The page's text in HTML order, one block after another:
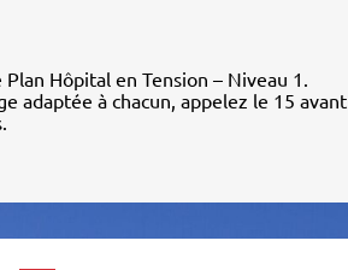
Hôpital en Tension – Niveau 1.
adaptée à chacun, appelez le 15 avant